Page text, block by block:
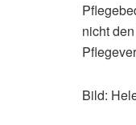
nicht
Bild: